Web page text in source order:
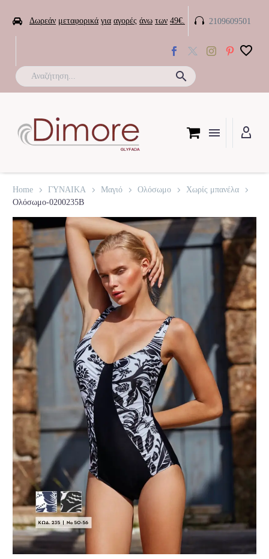
 Δωρεάν μεταφορικά για αγορές άνω των 49€. 
 2109609501
Home ΓΥΝΑΙΚΑ Μαγιό Ολόσωμο
Χωρίς μπανέλα
Ολόσωμο-0200235B